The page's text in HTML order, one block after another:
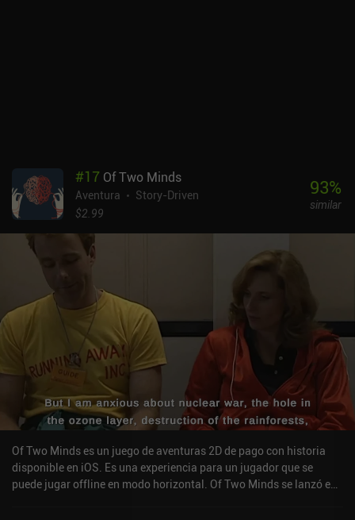
#17 Of Two Minds
Aventura
Story-Driven
$2.99
93%
similar
Of Two Minds es un juego de aventuras 2D de pago con historia
disponible en iOS. Es una experiencia para un jugador que se
puede jugar offline en modo horizontal. Of Two Minds se lanzó en